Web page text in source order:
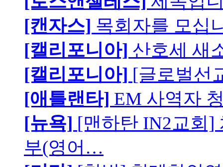
[캔자스] 목회자를 모십
[캘리포니아] 산호세 새
[캘리포니아] [글로벌선
[애틀랜타] EM 사역자
[뉴욕] [맨하탄 IN2교회]
부(영어…